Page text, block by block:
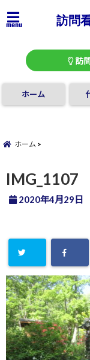
menu 訪問
訪
ホーム
ホーム
IMG_1107
2020年4月29日